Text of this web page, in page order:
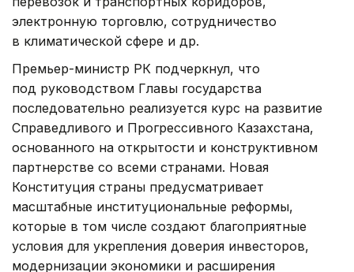
электронную торговлю, сотрудничество
в климатической сфере и др.
Премьер-министр РК подчеркнул, что
под руководством Главы государства
последовательно реализуется курс на развитие
Справедливого и Прогрессивного Казахстана,
основанного на открытости и конструктивном
партнерстве со всеми странами. Новая
Конституция страны предусматривает
масштабные институциональные реформы,
которые в том числе создают благоприятные
условия для укрепления доверия инвесторов,
модернизации экономики и расширения